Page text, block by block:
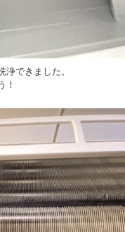
できました。
！